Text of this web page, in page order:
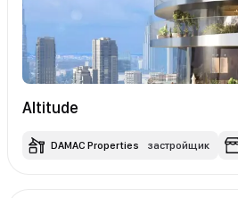
Altitude
DAMAC Properties застройщик